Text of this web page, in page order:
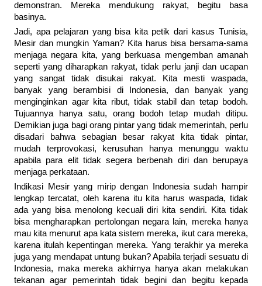
demonstran. Mereka mendukung rakyat, begitu basa
basinya.
Jadi, apa pelajaran yang bisa kita petik dari kasus Tunisia,
Mesir dan mungkin Yaman? Kita harus bisa bersama-sama
menjaga negara kita, yang berkuasa mengemban amanah
seperti yang diharapkan rakyat, tidak perlu janji dan ucapan
yang sangat tidak disukai rakyat. Kita mesti waspada,
banyak yang berambisi di Indonesia, dan banyak yang
menginginkan agar kita ribut, tidak stabil dan tetap bodoh.
Tujuannya hanya satu, orang bodoh tetap mudah ditipu.
Demikian juga bagi orang pintar yang tidak memerintah, perlu
disadari bahwa sebagian besar rakyat kita tidak pintar,
mudah terprovokasi, kerusuhan hanya menunggu waktu
apabila para elit tidak segera berbenah diri dan berupaya
menjaga perkataan.
Indikasi Mesir yang mirip dengan Indonesia sudah hampir
lengkap tercatat, oleh karena itu kita harus waspada, tidak
ada yang bisa menolong kecuali diri kita sendiri. Kita tidak
bisa mengharapkan pertolongan negara lain, mereka hanya
mau kita menurut apa kata sistem mereka, ikut cara mereka,
karena itulah kepentingan mereka. Yang terakhir ya mereka
juga yang mendapat untung bukan? Apabila terjadi sesuatu di
Indonesia, maka mereka akhirnya hanya akan melakukan
tekanan agar pemerintah tidak begini dan begitu kepada